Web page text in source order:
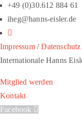
+49 (0)30.612 884 61
iheg@hanns-eisler.de
Impressum/Datenschutz
Internationale Hanns
Mitglied werden
Kontakt
Facebook